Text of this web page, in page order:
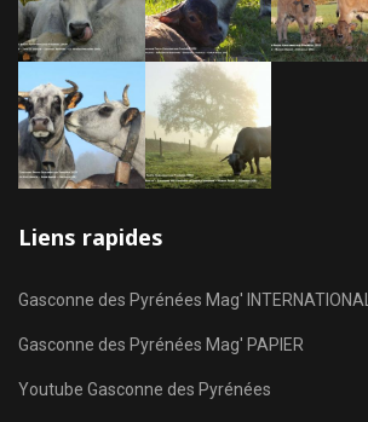
Liens rapides
Gasconne des Pyrénées Mag' INTERNATIONAL
Gasconne des Pyrénées Mag' PAPIER
Youtube Gasconne des Pyrénées